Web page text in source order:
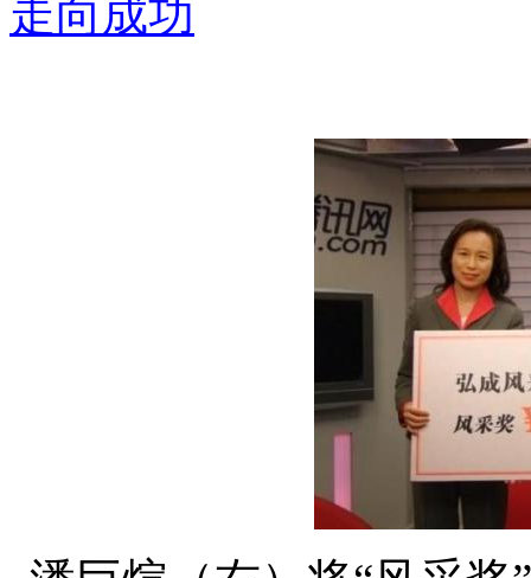
走向成功